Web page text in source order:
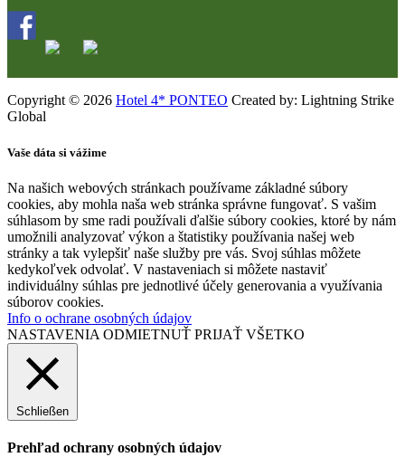
Copyright © 2026 Hotel 4* PONTEO Created by: Lightning Strike
Global
Vaše dáta si vážime
Na našich webových stránkach používame základné súbory
cookies, aby mohla naša web stránka správne fungovať. S vašim
súhlasom by sme radi používali ďalšie súbory cookies, ktoré by nám
umožnili analyzovať výkon a štatistiky používania našej web
stránky a tak vylepšiť naše služby pre vás. Svoj súhlas môžete
kedykoľvek odvolať. V nastaveniach si môžete nastaviť
individuálny súhlas pre jednotlivé účely generovania a využívania
súborov cookies.
Info o ochrane osobných údajov
NASTAVENIA ODMIETNUŤ PRIJAŤ VŠETKO
Schließen
Prehľad ochrany osobných údajov